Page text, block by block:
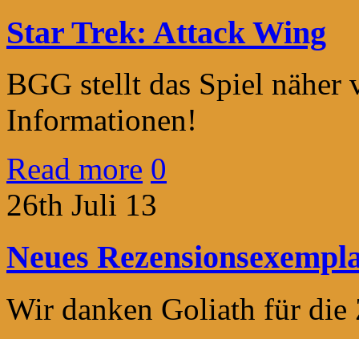
Star Trek: Attack Wing
BGG stellt das Spiel näher
Informationen!
Read more 0
26th Juli 13
Neues
Wir danken Goliath für die